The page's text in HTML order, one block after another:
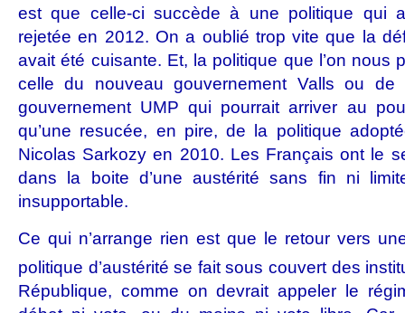
est que celle-ci succède à une politique qui
rejetée en 2012. On a oublié trop vite que la
avait été cuisante. Et, la politique que l’on nous
celle du nouveau gouvernement Valls ou de
gouvernement UMP qui pourrait arriver au
qu’une resucée, en pire, de la politique
Nicolas Sarkozy en 2010. Les Français ont le
dans la boite d’une austérité sans fin ni
insupportable.
Ce qui n’arrange rien est que le retour vers
politique d’austérité se fait sous couvert des
République, comme on devrait appeler le